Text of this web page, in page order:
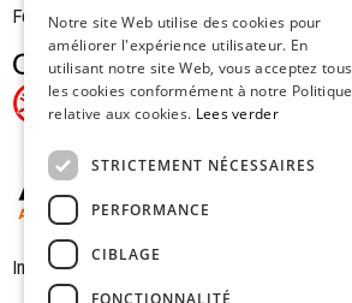
Fermé le dimanche et le lundi
In samenwerking met
FRENCH
Notre site Web utilise des cookies pour
améliorer l'expérience utilisateur. En
utilisant notre site Web, vous acceptez tous
les cookies conformément à notre Politique
relative aux cookies. Lees verder
STRICTEMENT NÉCESSAIRES
PERFORMANCE
CIBLAGE
FONCTIONNALITÉ